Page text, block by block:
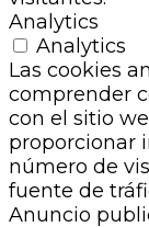
Analytics
Analytics
Las cookies
comprender
con el sitio
proporcionar
número de
fuente de
Anuncio